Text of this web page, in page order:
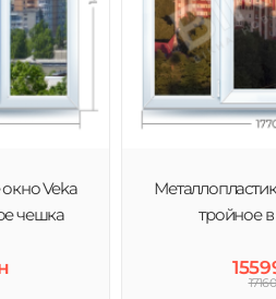
окна
в Украине. Продукцию
тысячи потребителей.
Veka
чешка
тройное